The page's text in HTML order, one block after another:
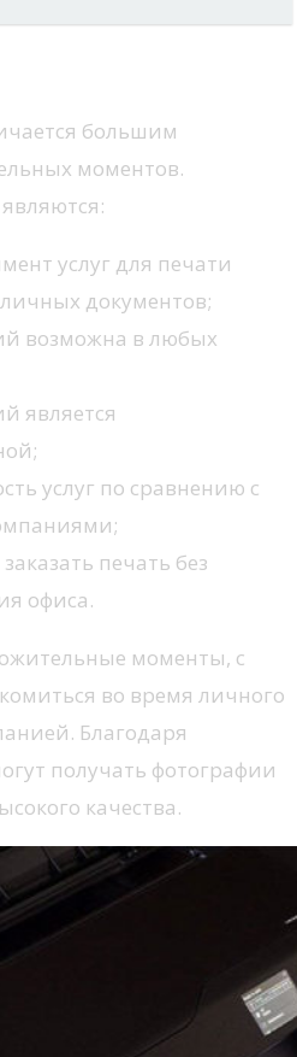
большим
моментов.
услуг для печати
документов;
возможна в любых
является
услуг по сравнению с
печать без
офиса.
моменты, с
во время личного
Благодаря
получать фотографии
качества.